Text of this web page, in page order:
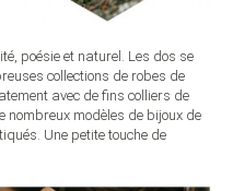
poésie et naturel. Les dos se
collections de robes de
avec de fins colliers de
nombreux modèles de bijoux de
Une petite touche de